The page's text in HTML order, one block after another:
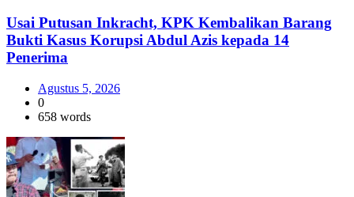
Usai Putusan Inkracht, KPK Kembalikan Barang
Bukti Kasus Korupsi Abdul Azis kepada 14
Penerima
Agustus 5, 2026
0
658 words